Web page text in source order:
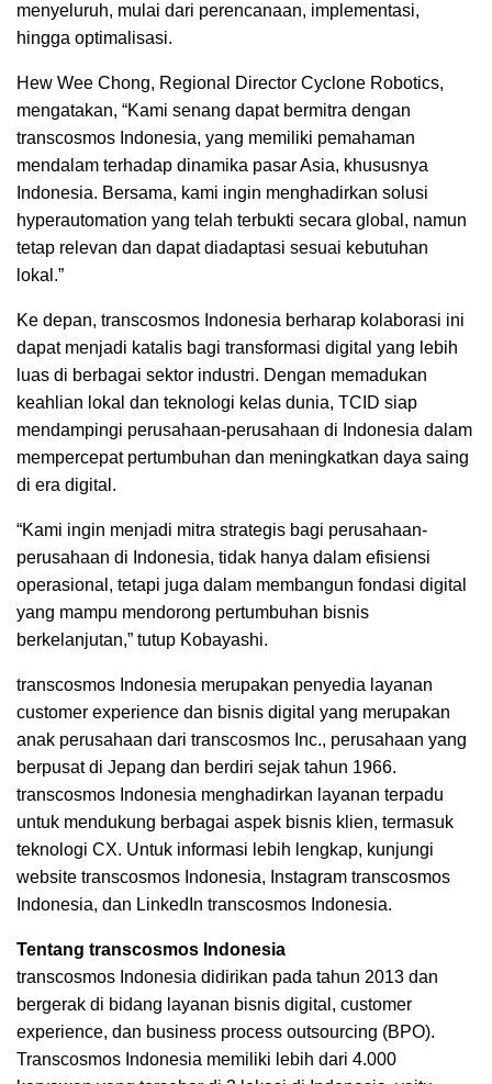
menyeluruh, mulai dari perencanaan, implementasi,
hingga optimalisasi.
Hew Wee Chong, Regional Director Cyclone Robotics,
mengatakan, “Kami senang dapat bermitra dengan
transcosmos Indonesia, yang memiliki pemahaman
mendalam terhadap dinamika pasar Asia, khususnya
Indonesia. Bersama, kami ingin menghadirkan solusi
hyperautomation yang telah terbukti secara global, namun
tetap relevan dan dapat diadaptasi sesuai kebutuhan
lokal.”
Ke depan, transcosmos Indonesia berharap kolaborasi ini
dapat menjadi katalis bagi transformasi digital yang lebih
luas di berbagai sektor industri. Dengan memadukan
keahlian lokal dan teknologi kelas dunia, TCID siap
mendampingi perusahaan-perusahaan di Indonesia dalam
mempercepat pertumbuhan dan meningkatkan daya saing
di era digital.
“Kami ingin menjadi mitra strategis bagi perusahaan-
perusahaan di Indonesia, tidak hanya dalam efisiensi
operasional, tetapi juga dalam membangun fondasi digital
yang mampu mendorong pertumbuhan bisnis
berkelanjutan,” tutup Kobayashi.
transcosmos Indonesia merupakan penyedia layanan
customer experience dan bisnis digital yang merupakan
anak perusahaan dari transcosmos Inc., perusahaan yang
berpusat di Jepang dan berdiri sejak tahun 1966.
transcosmos Indonesia menghadirkan layanan terpadu
untuk mendukung berbagai aspek bisnis klien, termasuk
teknologi CX. Untuk informasi lebih lengkap, kunjungi
website transcosmos Indonesia, Instagram transcosmos
Indonesia, dan LinkedIn transcosmos Indonesia.
Tentang transcosmos Indonesia
transcosmos Indonesia didirikan pada tahun 2013 dan
bergerak di bidang layanan bisnis digital, customer
experience, dan business process outsourcing (BPO).
Transcosmos Indonesia memiliki lebih dari 4.000